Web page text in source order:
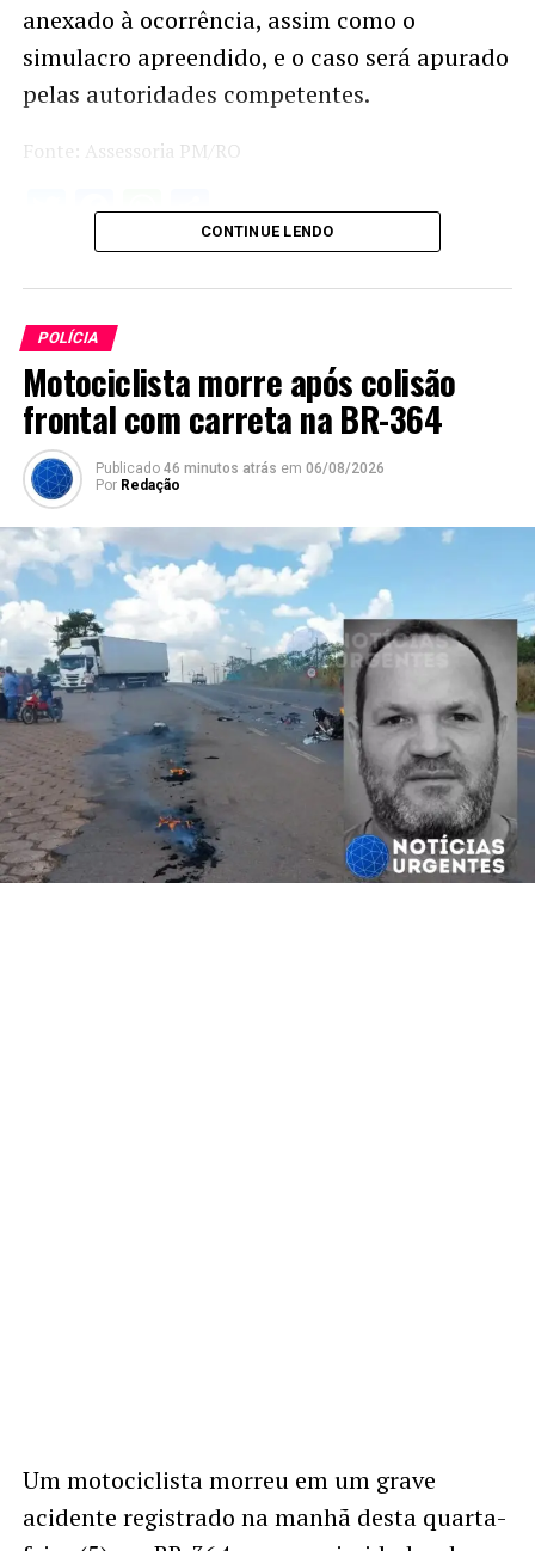
anexado à ocorrência, assim como o
simulacro apreendido, e o caso será apurado
pelas autoridades competentes.
Fonte: Assessoria PM/RO
Twitter
Facebook
WhatsApp
Share
CONTINUE LENDO
POLÍCIA
Motociclista morre após colisão
frontal com carreta na BR-364
Publicado 46 minutos atrás em 06/08/2026
Por Redação
Um motociclista morreu em um grave
acidente registrado na manhã desta quarta-